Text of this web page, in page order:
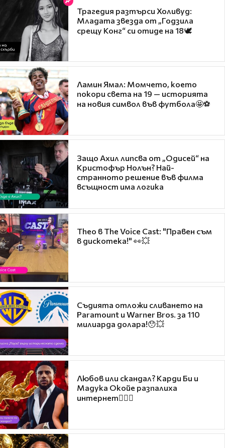
Трагедия разтърси Холивуд:
Младата звезда от „Годзила
срещу Конг“ си отиде на 18🕊️
Ламин Ямал: Момчето, което
покори света на 19 — историята
на новия символ във футбола🤩⚽
Защо Ахил липсва от „Одисей“ на
Кристофър Нолън? Най-
странното решение във филма
всъщност има логика
Theo в The Voice Cast: "Правен съм
в дискотека!" 👀💥
Съдията отложи сливането на
Paramount и Warner Bros. за 110
милиарда долара!😯💥
Любов или скандал? Карди Би и
Мадука Окойе разпалиха
интернет❤️‍🔥🔥